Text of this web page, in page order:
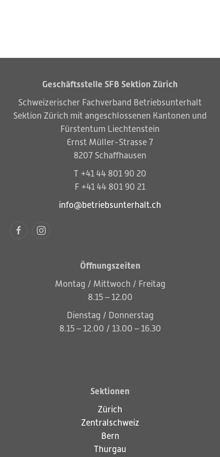
Geschäftsstelle SFB Sektion Zürich
Schweizerischer Fachverband Betriebsunterhalt
Sektion Zürich mit angeschlossenen Kantonen und
Fürstentum Liechtenstein
Ernst Müller-Strasse 7
8207 Schaffhausen
T +41 44 801 90 20
F +41 44 801 90 21
info@betriebsunterhalt.ch
Öffnungszeiten
Montag / Mittwoch / Freitag
8.15 – 12.00
Dienstag / Donnerstag
8.15 – 12.00 / 13.00 – 16.30
Sektionen
Zürich
Zentralschweiz
Bern
Thurgau